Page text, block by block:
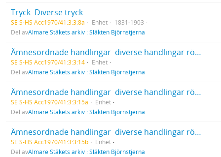
Tryck  Diverse tryck
SE S-HS Acc1970/41:3:3:8a Enhet
1831-1903
Del avAlmare Stäkets arkiv : Släkten Björnstjerna
Ämnesordnade handlingar  diverse handlingar rörande Inrikespolitisk verksamhet  Byggnationer och monument
SE S-HS Acc1970/41:3:3:14
Enhet
Del avAlmare Stäkets arkiv : Släkten Björnstjerna
Ämnesordnade handlingar  diverse handlingar rörande Inrikespolitisk verksamhet  Byggnationer och monument  Riksdags- och bankhuset i Stockholm
SE S-HS Acc1970/41:3:3:15a
Enhet
Del avAlmare Stäkets arkiv : Släkten Björnstjerna
Ämnesordnade handlingar  diverse handlingar rörande Inrikespolitisk verksamhet  Byggnationer och monument  Riksdags- och bankhuset i Stockholm
SE S-HS Acc1970/41:3:3:15b
Enhet
Del avAlmare Stäkets arkiv : Släkten Björnstjerna